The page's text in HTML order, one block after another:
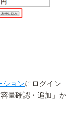
ションにログイン
量確認・追加」か